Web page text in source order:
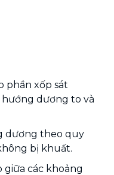
phần xốp sát
hướng dương to và
dương theo quy
bị khuất.
giữa các khoảng